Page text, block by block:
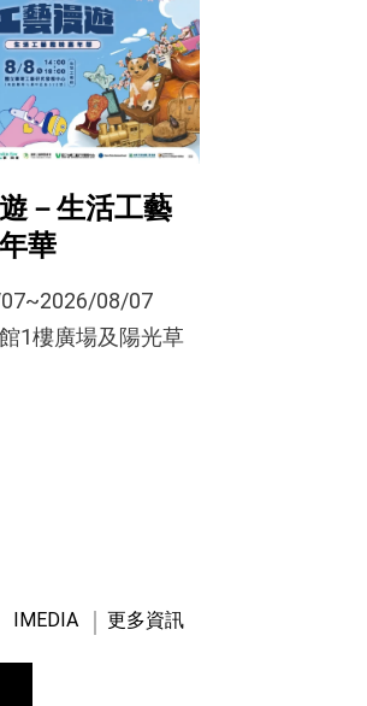
－生活工藝
華
08/07
1樓廣場及陽光草
IMEDIA 更多資訊